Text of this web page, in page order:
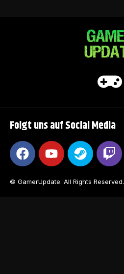
Folgt uns auf Social Media
© GamerUpdate. All Rights Reserved.